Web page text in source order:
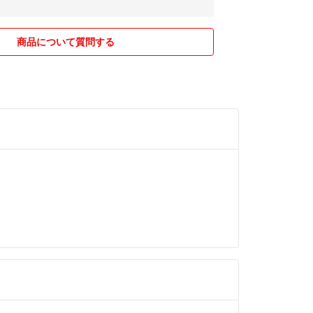
商品について質問する